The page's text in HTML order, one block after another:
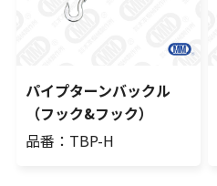
パイプターンバックル
（フック&フック）
品番：TBP-H